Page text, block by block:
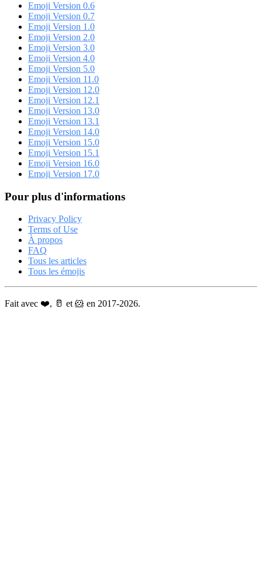
Emoji Version 0.6
Emoji Version 0.7
Emoji Version 1.0
Emoji Version 2.0
Emoji Version 3.0
Emoji Version 4.0
Emoji Version 5.0
Emoji Version 11.0
Emoji Version 12.0
Emoji Version 12.1
Emoji Version 13.0
Emoji Version 13.1
Emoji Version 14.0
Emoji Version 15.0
Emoji Version 15.1
Emoji Version 16.0
Emoji Version 17.0
Pour plus d'informations
Privacy Policy
Terms of Use
À propos
FAQ
Tous les articles
Tous les émojis
Fait avec ❤️, 🥛 et 🐹 en 2017-2026.